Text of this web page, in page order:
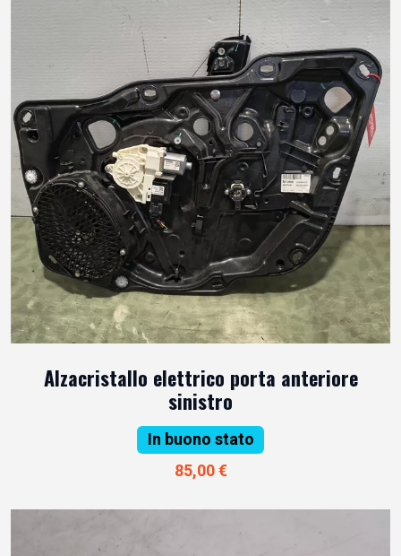
Alzacristallo elettrico porta anteriore
sinistro
In buono stato
85,00 €